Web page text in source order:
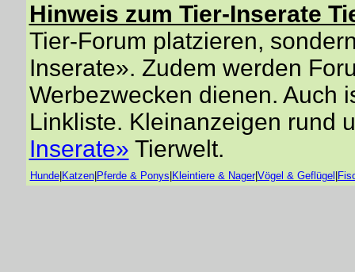
Hinweis zum Tier-Inserate
Tier-Forum platzieren,
Inserate». Zudem werden
Werbezwecken dienen. Auch
Linkliste. Kleinanzeigen rund
Inserate» Tierwelt.
Hunde| Katzen| Pferde & Ponys Kleintiere & Nager|Vögel & Geflügel